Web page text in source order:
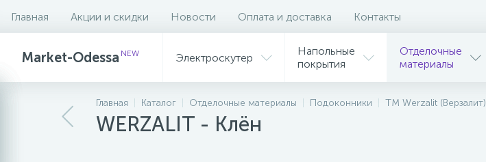
Главная Акции и скидки Новости Оплата и доставка Контакты
Market-Odessa NEW Электроскутер
Напольные
покрытия
Отделочные
материалы
Главная Каталог Отделочные материалы Подоконники TM Werzalit (Верзалит)
WERZALIT - Клён
Описание Характеристики С этим товаром рекомендуем